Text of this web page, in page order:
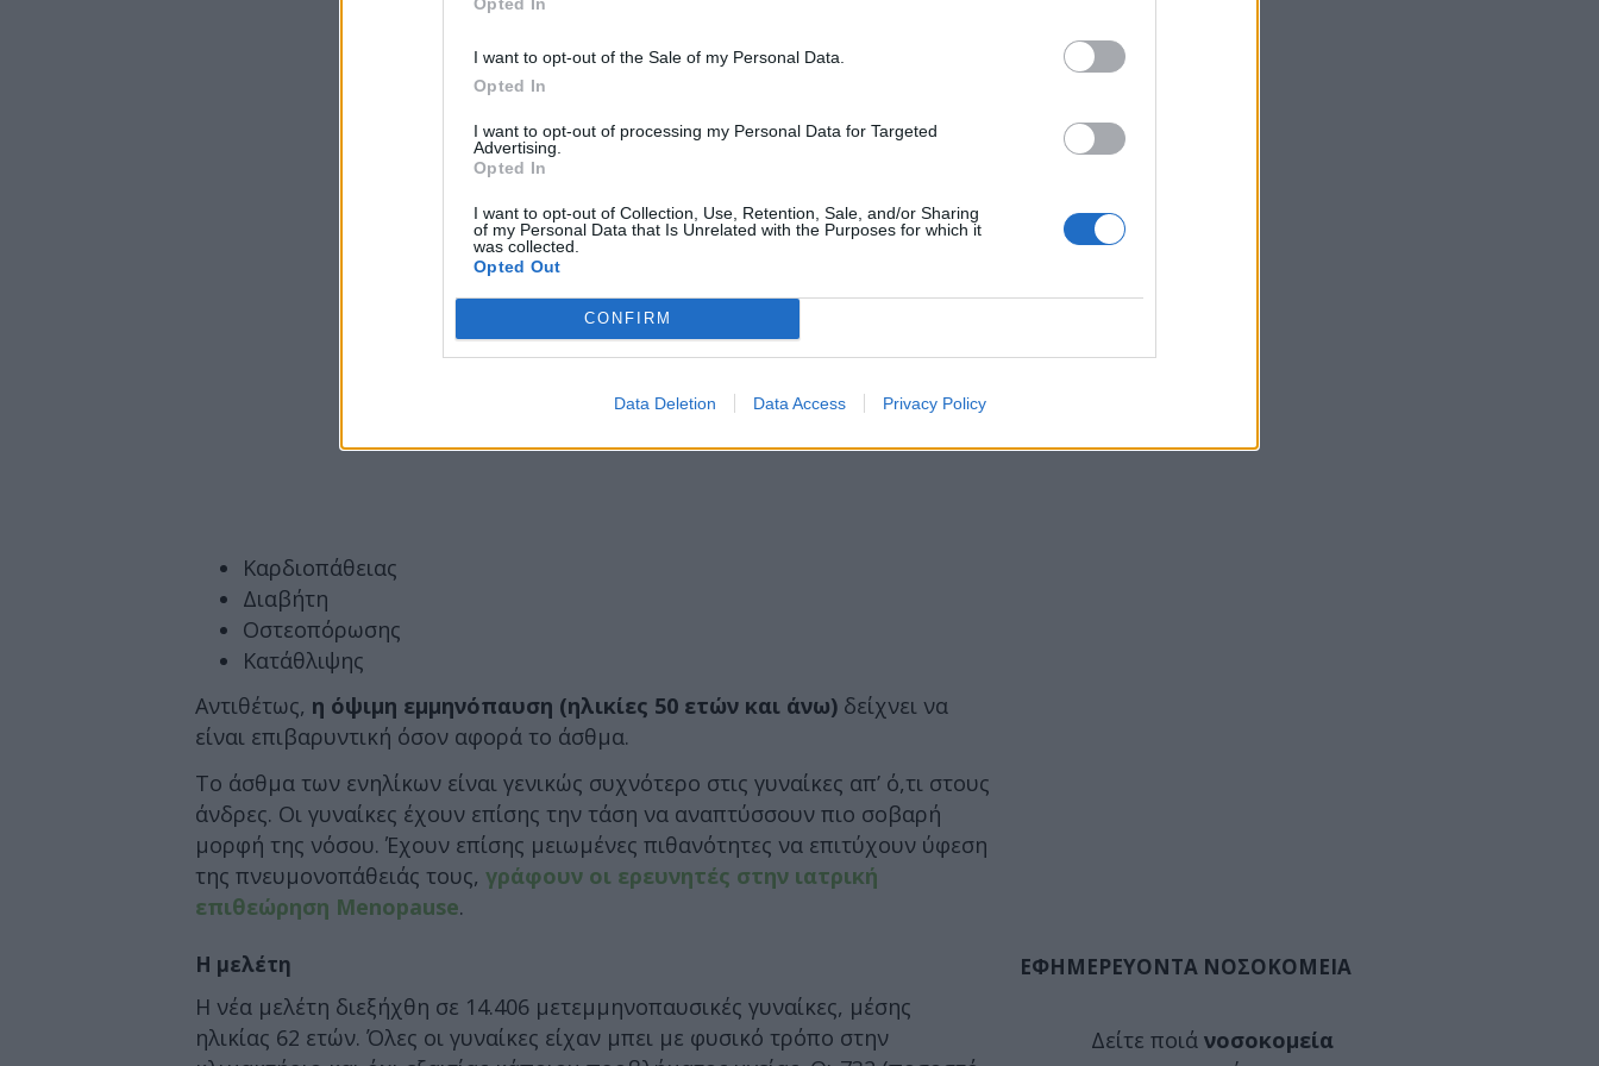
I want to opt-out of the Sale of my Personal Data.
Opted In
I want to opt-out of processing my Personal Data for Targeted
Advertising.
Opted In
I want to opt-out of Collection, Use, Retention, Sale, and/or Sharing
of my Personal Data that Is Unrelated with the Purposes for which it
was collected.
Opted Out
CONFIRM
Data Deletion Data Access Privacy Policy
Καρδιοπάθειας
Διαβήτη
Οστεοπόρωσης
Κατάθλιψης
Αντιθέτως, η όψιμη εμμηνόπαυση (ηλικίες 50 ετών και άνω) δείχνει να
είναι επιβαρυντική όσον αφορά το άσθμα.
Το άσθμα των ενηλίκων είναι γενικώς συχνότερο στις γυναίκες απ’ ό,τι στους
άνδρες. Οι γυναίκες έχουν επίσης την τάση να αναπτύσσουν πιο σοβαρή
μορφή της νόσου. Έχουν επίσης μειωμένες πιθανότητες να επιτύχουν ύφεση
της πνευμονοπάθειάς τους, γράφουν οι ερευνητές στην ιατρική
επιθεώρηση Menopause.
Η μελέτη
Η νέα μελέτη διεξήχθη σε 14.406 μετεμμηνοπαυσικές γυναίκες, μέσης
ηλικίας 62 ετών. Όλες οι γυναίκες είχαν μπει με φυσικό τρόπο στην
ΕΦΗΜΕΡΕΥΟΝΤΑ ΝΟΣΟΚΟΜΕΙΑ
Δείτε ποιά νοσοκομεία